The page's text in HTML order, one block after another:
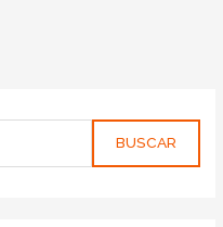
BUSCAR